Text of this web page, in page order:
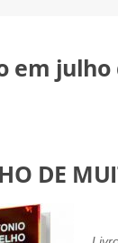
em julho
DE